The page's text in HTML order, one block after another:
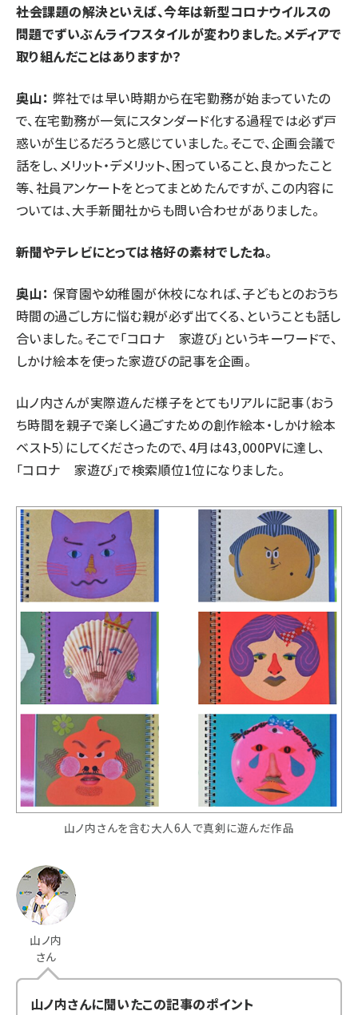
――社会課題の解決といえば、今年は新型コロナウイルスの
問題でずいぶんライフスタイルが変わりました。メディアで
取り組んだことはありますか？
奥山： 弊社では早い時期から在宅勤務が始まっていたの
で、在宅勤務が一気にスタンダード化する過程では必ず戸
惑いが生じるだろうと感じていました。そこで、企画会議で
話をし、メリット・デメリット、困っていること、良かったこと
等、社員アンケートをとってまとめたんですが、この内容に
ついては、大手新聞社からも問い合わせがありました。
――新聞やテレビにとっては格好の素材でしたね。
奥山： 保育園や幼稚園が休校になれば、子どもとのおうち
時間の過ごし方に悩む親が必ず出てくる、ということも話し
合いました。そこで「コロナ 家遊び」というキーワードで、
しかけ絵本を使った家遊びの記事を企画。
山ノ内さんが実際遊んだ様子をとてもリアルに記事（おう
ち時間を親子で楽しく過ごすための創作絵本・しかけ絵本
ベスト5）にしてくださったので、4月は43,000PVに達し、
「コロナ 家遊び」で検索順位1位になりました。
山ノ内さんを含む大人6人で真剣に遊んだ作品
山ノ内
さん
山ノ内さんに聞いたこの記事のポイント